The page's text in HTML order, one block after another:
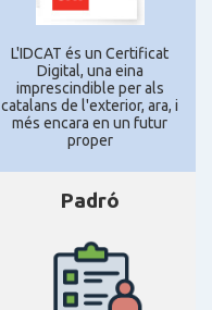
L'IDCAT és un Certificat
Digital, una eina
imprescindible per als
catalans de l'exterior, ara, i
més encara en un futur
proper
Padró